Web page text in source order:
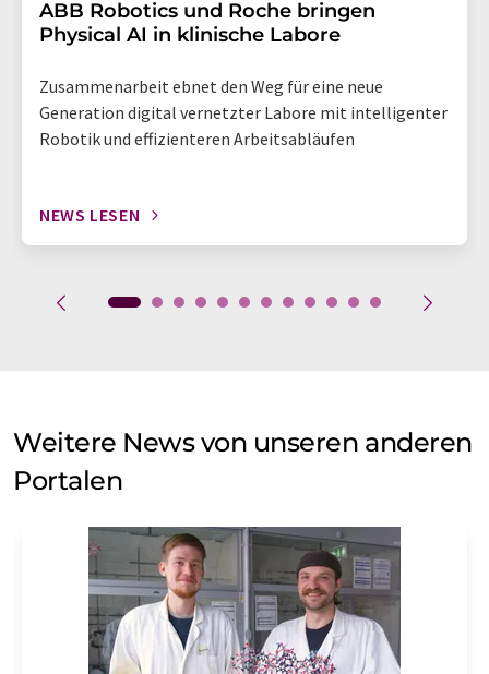
​​​​​​​ABB Robotics und Roche bringen
Physical AI in klinische Labore
Zusammenarbeit ebnet den Weg für eine neue
Generation digital vernetzter Labore mit intelligenter
Robotik und effizienteren Arbeitsabläufen
NEWS LESEN
Weitere News von unseren anderen
Portalen